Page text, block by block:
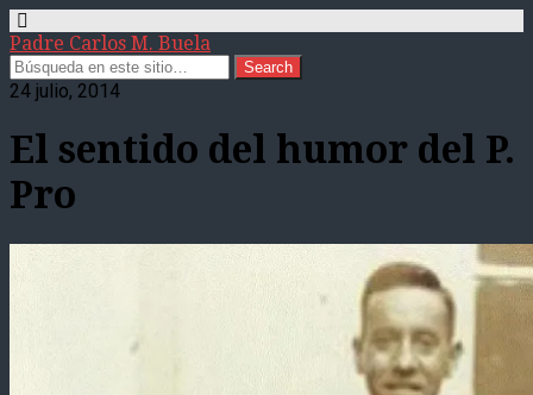
Padre Carlos M. Buela
24 julio, 2014
El sentido del humor del P.
Pro